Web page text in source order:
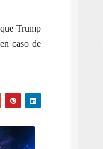
Trump
caso de